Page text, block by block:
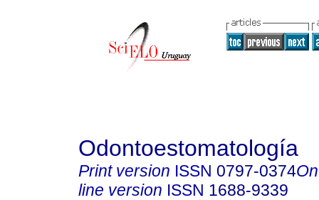
Odontoestomatología
Print version ISSN 0797-0374
line version ISSN 1688-9339